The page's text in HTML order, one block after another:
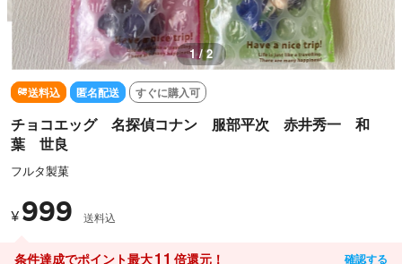
1 / 2
送料込 匿名配送 すぐに購入可
チョコエッグ 名探偵コナン 服部平次 赤井秀一 和
葉 世良
フルタ製菓
¥ 999 送料込
条件達成でポイント最大11 倍還元！ 確認する